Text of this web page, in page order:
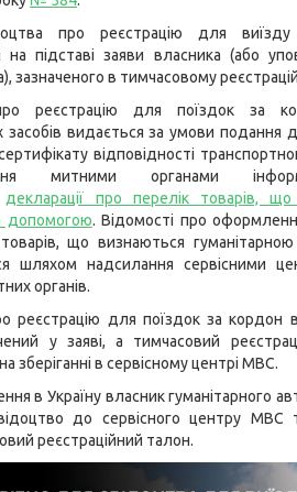
про реєстрацію для
на підставі заяви власника (або
зазначеного в тимчасовому
реєстрацію для поїздок за
засобів видається за умови подання
відповідності
митними органами
декларації про перелік товарів,
допомогою. Відомості про
що визнаються
шляхом надсилання сервісними
органів.
реєстрацію для поїздок за кордон
у заяві, а тимчасовий
зберіганні в сервісному центрі МВС.
в Україну власник гуманітарного
до сервісного центру МВС
реєстраційний талон.